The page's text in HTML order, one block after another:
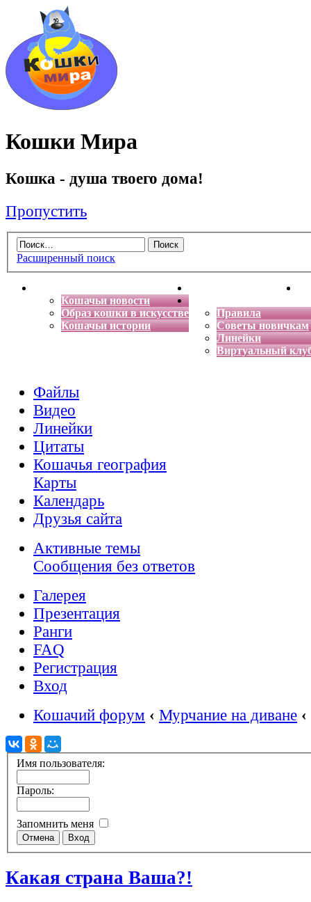
Кошки Мира
Кошка - душа твоего дома!
Пропустить
Расширенный поиск
Кошачьи новости
Образ кошки в искусстве
Кошачьи истории
Энциклопедия кошек
Правила
Советы новичкам
Линейки
Виртуальный
Файлы
Видео
Линейки
Цитаты
Кошачья география
Карты
Календарь
Друзья сайта
Активные темы
Сообщения без ответов
Галерея
Презентация
Ранги
FAQ
Регистрация
Вход
Кошачий форум ‹ Мурчание на диване ‹
Имя пользователя:
Пароль:
Запомнить меня
Какая страна Ваша?!